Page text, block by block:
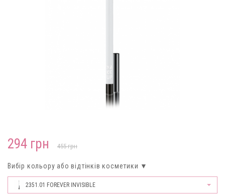
294 грн 455 грн
Вибір кольору або відтінків косметики ▼
2351.01 FOREVER INVISIBLE